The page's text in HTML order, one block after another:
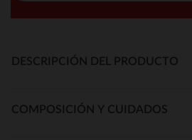
DESCRIPCIÓN DEL PRODUCTO
COMPOSICIÓN Y CUIDADOS